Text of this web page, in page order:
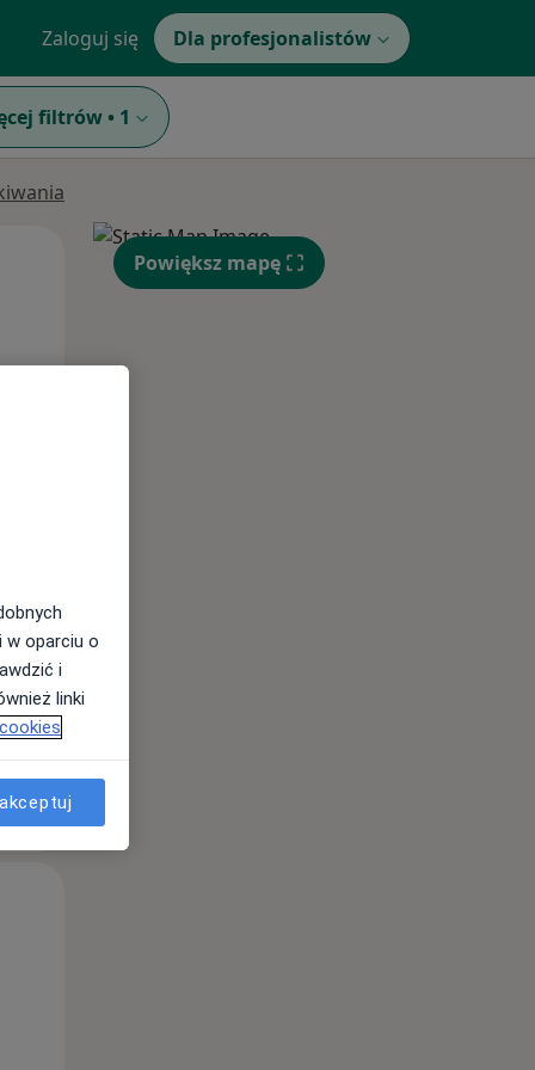
Zaloguj się Dla profesjonalistów
filtrów • 1
Śr, Czw,
11 Sie
Powiększ mapę
w oparciu o
i
linki